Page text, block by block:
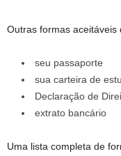
Outras formas aceitáveis
seu passaporte
sua carteira de
Declaração de
extrato bancário
Uma lista completa de